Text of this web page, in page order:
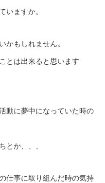
いますか。
かもしれません。
とは出来ると思います
動に夢中になっていた時の
とか、、、
仕事に取り組んだ時の気持